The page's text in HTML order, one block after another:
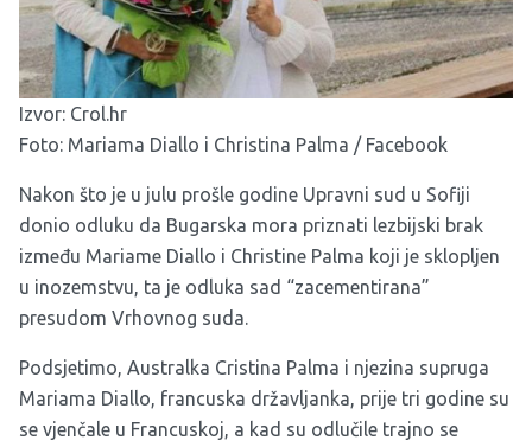
Izvor: Crol.hr
Foto: Mariama Diallo i Christina Palma / Facebook
Nakon što je u julu prošle godine Upravni sud u Sofiji
donio odluku da Bugarska mora priznati lezbijski brak
između Mariame Diallo i Christine Palma koji je sklopljen
u inozemstvu, ta je odluka sad “zacementirana”
presudom Vrhovnog suda.
Podsjetimo, Australka Cristina Palma i njezina supruga
Mariama Diallo, francuska državljanka, prije tri godine su
se vjenčale u Francuskoj, a kad su odlučile trajno se